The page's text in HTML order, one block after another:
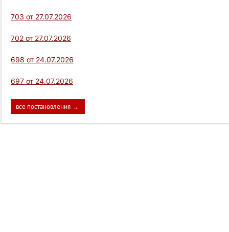
703 от 27.07.2026
702 от 27.07.2026
698 от 24.07.2026
697 от 24.07.2026
все постановления →